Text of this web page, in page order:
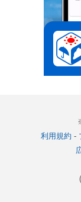
利用規約 -